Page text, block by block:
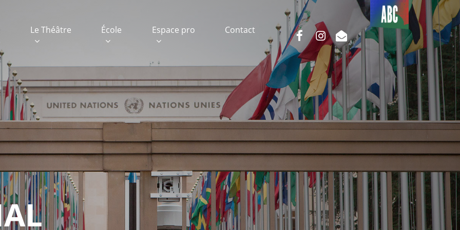
Le Théâtre École Espace pro Contact
Du côté
de l’ABC
facebookinstagram
email